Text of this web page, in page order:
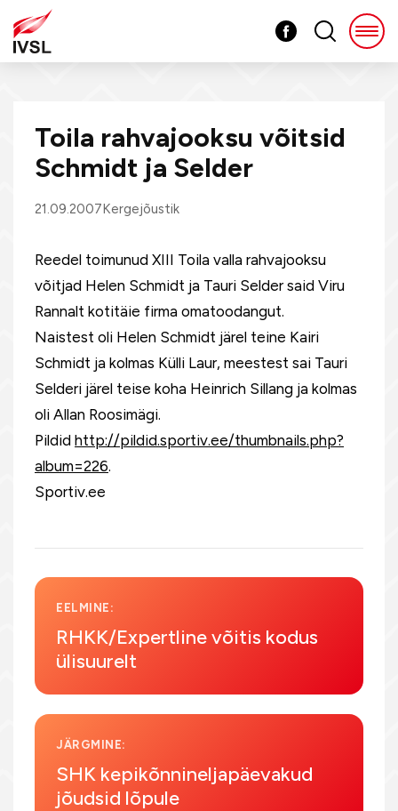
Toila rahvajooksu võitsid
Schmidt ja Selder
21.09.2007Kergejõustik
Reedel toimunud XIII Toila valla rahvajooksu
võitjad Helen Schmidt ja Tauri Selder said Viru
Rannalt kotitäie firma omatoodangut.
Naistest oli Helen Schmidt järel teine Kairi
Schmidt ja kolmas Külli Laur, meestest sai Tauri
Selderi järel teise koha Heinrich Sillang ja kolmas
oli Allan Roosimägi.
Pildid http://pildid.sportiv.ee/thumbnails.php?
album=226.
Sportiv.ee
EELMINE:
RHKK/Expertline võitis kodus
ülisuurelt
JÄRGMINE:
SHK kepikõnnineljapäevakud
jõudsid lõpule